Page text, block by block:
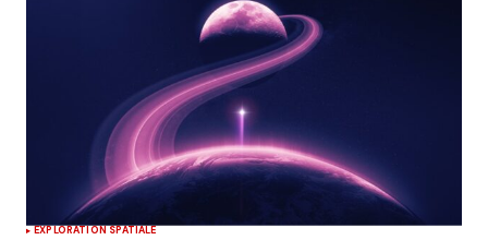
EXPLORATION SPATIALE